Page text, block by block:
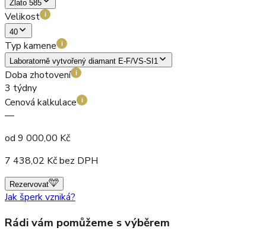
Zlato 585
Velikost i
40
Typ kamene i
Laboratorně vytvořený diamant E-F/VS-SI1
Doba zhotovení i
3 týdny
Cenová kalkulace
i
—
od 9 000,00 Kč
7 438,02 Kč bez DPH
Rezervovat
Jak šperk vzniká?
Rádi vám pomůžeme s výběrem